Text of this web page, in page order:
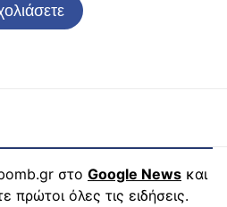
στο Google News και
πρώτοι όλες τις ειδήσεις.